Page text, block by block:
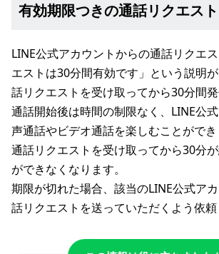
有効期限つきの通話リクエスト
LINE公式アカウントからの通話リクエ
エストは30分間有効です」という説明
話リクエストを受け取ってから30分間発
通話開始後は時間の制限なく、LINE公
声通話やビデオ通話を楽しむことができ
通話リクエストを受け取ってから30分
ができなくなります。
期限が切れた場合、該当のLINE公式ア
話リクエストを送っていただくよう依頼